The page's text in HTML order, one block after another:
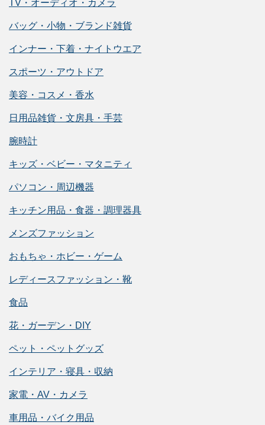
TV・オーディオ・カメラ
バッグ・小物・ブランド雑貨
インナー・下着・ナイトウエア
スポーツ・アウトドア
美容・コスメ・香水
日用品雑貨・文房具・手芸
腕時計
キッズ・ベビー・マタニティ
パソコン・周辺機器
キッチン用品・食器・調理器具
メンズファッション
おもちゃ・ホビー・ゲーム
レディースファッション・靴
食品
花・ガーデン・DIY
ペット・ペットグッズ
インテリア・寝具・収納
家電・AV・カメラ
車用品・バイク用品